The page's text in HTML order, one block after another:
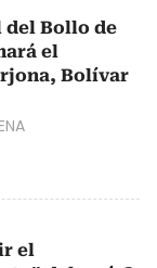
del Bollo de
el
Bolívar
el